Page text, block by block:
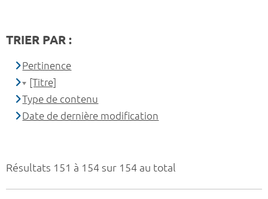
Résultats 151 à 154 sur 154 au total
TRIER PAR :
Pertinence
[Titre]
Type de contenu
Date de dernière modification